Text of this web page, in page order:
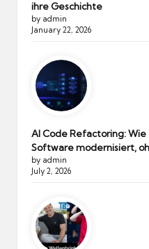
ihre Geschichte
by admin
January 22, 2026
AI Code Refactoring:
Software modernisiert,
by admin
July 2, 2026